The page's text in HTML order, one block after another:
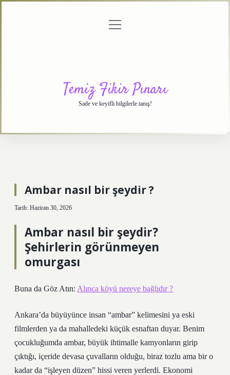
menüyü
Temiz Fikir Pınarı
Sade ve keyifli bilgilerle tanış!
Ambar nasıl bir şeydir ?
Tarih: Haziran 30, 2026
Ambar nasıl bir şeydir?
Şehirlerin görünmeyen
omurgası
Buna da Göz Atın: Alınca köyü nereye bağlıdır ?
Ankara’da büyüyünce insan “ambar” kelimesini ya eski
filmlerden ya da mahalledeki küçük esnaftan duyar. Benim
çocukluğumda ambar, büyük ihtimalle kamyonların girip
çıktığı, içeride devasa çuvalların olduğu, biraz tozlu ama bir o
kadar da “işleyen düzen” hissi veren yerlerdi. Ekonomi